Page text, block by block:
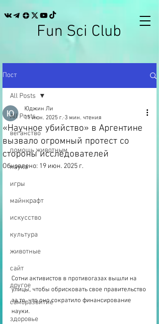
Fun Sci Club
Пост
All Posts
веганство
помощь животным
наука
игры
майнкрафт
искусство
культура
животные
сайт
другое
саморазвитие
здоровье
All Posts
«Научное убийство» в Аргентине
вызвало огромный протест со
стороны исследователей
Юджин Ли
11 июн. 2025 г. 3 мин. чтения
Обновлено: 19 июн. 2025 г.
Сотни активистов в противогазах вышли на
улицы, чтобы обрисковать свое правительство
за то, что оно сократило финансирование
науки.